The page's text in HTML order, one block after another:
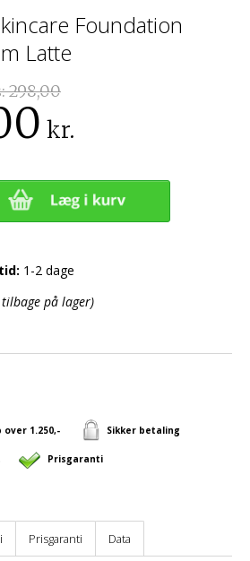
Foundation
Latte
298,00
kr.
1-2 dage
på lager)
1.250,- Sikker betaling
Prisgaranti
Prisgaranti Data